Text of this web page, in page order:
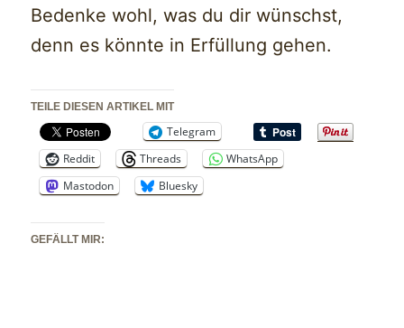
Bedenke wohl, was du dir wünschst,
denn es könnte in Erfüllung gehen.
TEILE DIESEN ARTIKEL MIT
Telegram
Reddit
Threads
WhatsApp
Mastodon
Bluesky
GEFÄLLT MIR: